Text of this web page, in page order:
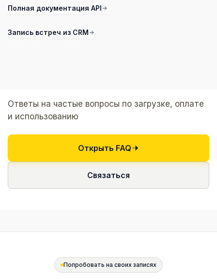
Полная документация API
Запись встреч из CRM
Ответы на частые вопросы по загрузке, оплате
и использованию
Открыть FAQ
Связаться
Попробовать на своих записях